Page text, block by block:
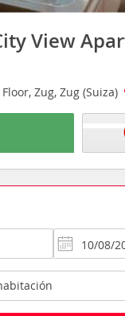
View
Zug, Zug (Suiza)